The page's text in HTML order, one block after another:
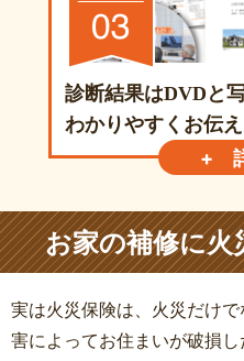
診断結果はDVDと
わかりやすくお伝え
+
お家の補修に火
実は火災保険は、火災だけ
害によってお住まいが破損